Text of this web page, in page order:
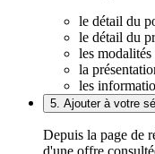
le détail du
le détail du
les
la
les
5. Ajouter à votre
Depuis la page de
d'une offre